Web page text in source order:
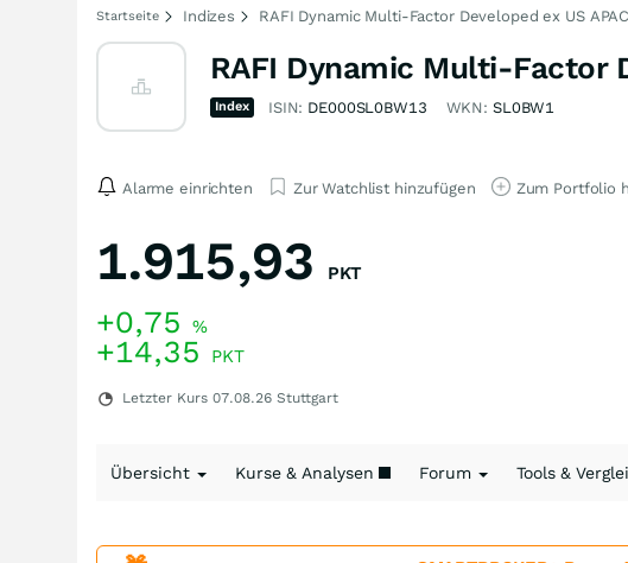
Startseite Indizes RAFI Dynamic Multi-Factor Developed ex US
RAFI Dynamic Multi-Factor
Index ISIN: DE000SL0BW13 WKN: SL0BW1
Alarme einrichten Zur Watchlist hinzufügen Zum Portfolio
1.915,93 PKT
+0,75 %
+14,35 PKT
Letzter Kurs 07.08.26 Stuttgart
Übersicht Kurse & Analysen Forum Tools &